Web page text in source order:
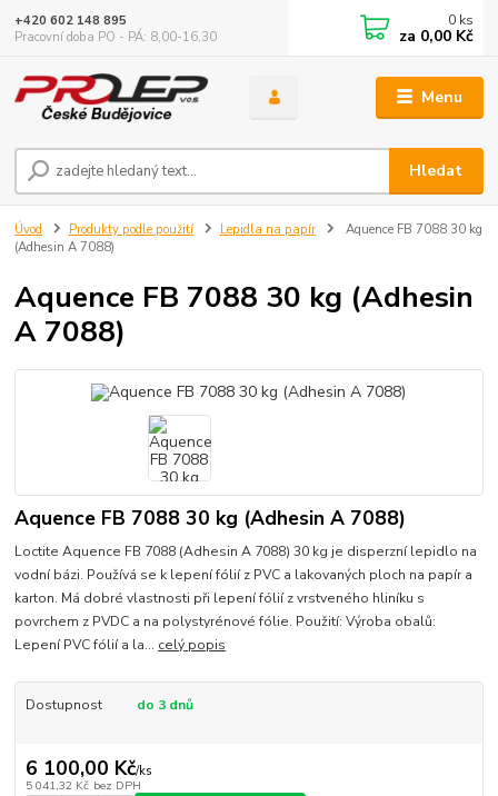
Menu
Hledat
+420 602 148 895
Pracovní doba PO - PÁ: 8,00-16,30
0 ks
za 0,00 Kč
Úvod Produkty podle použití Lepidla na papír
Aquence FB 7088 30 kg
(Adhesin A 7088)
Aquence FB 7088 30 kg (Adhesin
A 7088)
Aquence FB 7088 30 kg (Adhesin A 7088)
Loctite Aquence FB 7088 (Adhesin A 7088) 30 kg je disperzní lepidlo na
vodní bázi. Používá se k lepení fólií z PVC a lakovaných ploch na papír a
karton. Má dobré vlastnosti při lepení fólií z vrstveného hliníku s
povrchem z PVDC a na polystyrénové fólie. Použití: Výroba obalů:
Lepení PVC fólií a la... celý popis
Dostupnost do 3 dnů
6 100,00 Kč/ks
5 041,32 Kč bez DPH